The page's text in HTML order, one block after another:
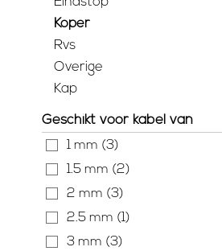
Koper
Rvs
Overige
Kap
Geschikt voor kabel van
1 mm (3)
1.5 mm (2)
2 mm (3)
2.5 mm (1)
3 mm (3)